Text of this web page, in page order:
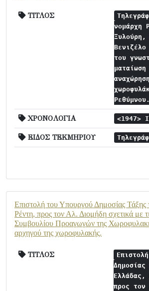
ΤΙΤΛΟΣ
νομάρχη
του
ματαίωση
ΧΡΟΝΟΛΟΓΙΑ <1947>
ΕΙΔΟΣ ΤΕΚΜΗΡΙΟΥ
Επιστολή του Υπουργού Δημοσίας
Ρέντη, προς τον Αλ. Διομήδη σχετικά με
Συμβουλίου Προαγωγών της
αρχηγού της χωροφυλακής.
ΤΙΤΛΟΣ
Δημοσίας
προς τον